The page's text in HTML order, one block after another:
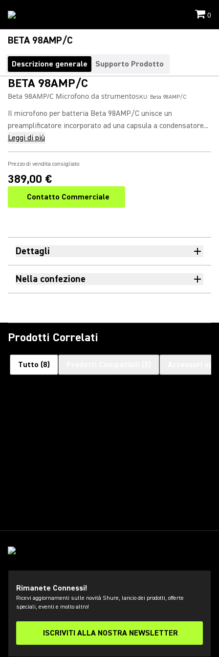
0
BETA 98AMP/C
Descrizione generale Supporto Prodotto
BETA 98AMP/C
Beta 98AMP/C Microfono da strumentoSKU: Beta 98AMP/C
Il microfono per batteria Beta 98AMP/C unisce un
preamplificatore incorporato ad una capsula a condensatore...
Leggi di più
Prezzo di vendita consigliato
389,00 €
Contatto Commerciale
Dettagli
Nella confezione
Prodotti Correlati
Tutto (8)
Rimanete Connessi!
Ricevi aggiornamenti sulle novità Shure, lancio dei prodotti, offerte
speciali, eventi e molto altro!
ISCRIVITI ALLA NOSTRA NEWSLETTER